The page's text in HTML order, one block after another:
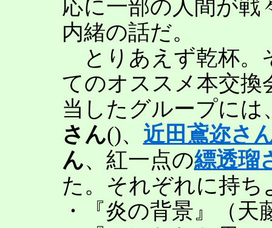
応に一部の人間が戦
内緒の話だ。
とりあえず乾杯。
てのオススメ本交換
当したグループには
さん()、 近田鳶迩さ
ん、紅一点の縹透瑠
た。それぞれに持
・『炎の背景』（